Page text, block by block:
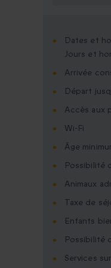
Dates et
Jours et
Arrivée
Départ
Accès aux
Wi-Fi
Âge
Possibilité
Animaux
Taxe de
Enfants
Possibilité
Services